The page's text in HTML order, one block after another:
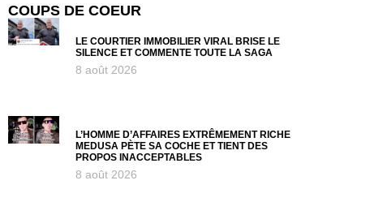
COUPS DE COEUR
LE COURTIER IMMOBILIER VIRAL BRISE LE
SILENCE ET COMMENTE TOUTE LA SAGA
8 août 2026
L’HOMME D’AFFAIRES EXTRÊMEMENT RICHE
MEDUSA PÈTE SA COCHE ET TIENT DES
PROPOS INACCEPTABLES
8 août 2026